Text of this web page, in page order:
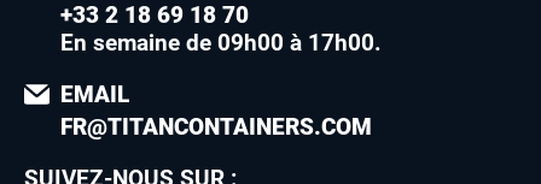
+33 2 18 69 18 70
En semaine de 09h00 à 17h00.
EMAIL
FR@TITANCONTAINERS.COM